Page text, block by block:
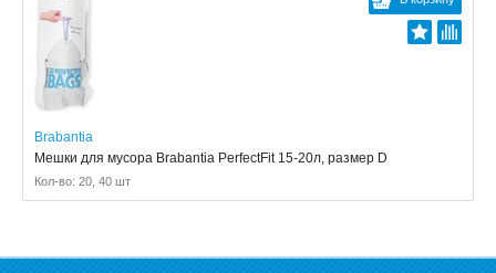
Brabantia
Мешки для мусора Brabantia PerfectFit 15-20л, размер D
Кол-во: 20, 40 шт